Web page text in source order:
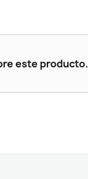
este producto.